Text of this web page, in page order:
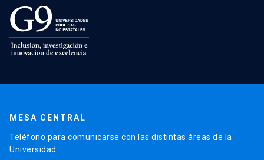
MESA CENTRAL
Teléfono para comunicarse con las distintas áreas de la
Universidad.